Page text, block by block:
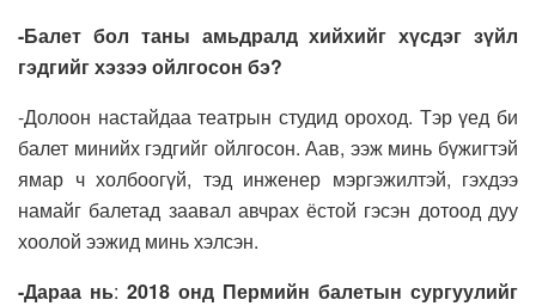
-Балет бол таны амьдралд хийхийг хүсдэг зүйл
гэдгийг хэзээ ойлгосон бэ?
-Долоон настайдаа театрын студид ороход. Тэр үед би
балет минийх гэдгийг ойлгосон. Аав, ээж минь бүжигтэй
ямар ч холбоогүй, тэд инженер мэргэжилтэй, гэхдээ
намайг балетад заавал авчрах ёстой гэсэн дотоод дуу
хоолой ээжид минь хэлсэн.
-Дараа нь: 2018 онд Пермийн балетын сургуулийг